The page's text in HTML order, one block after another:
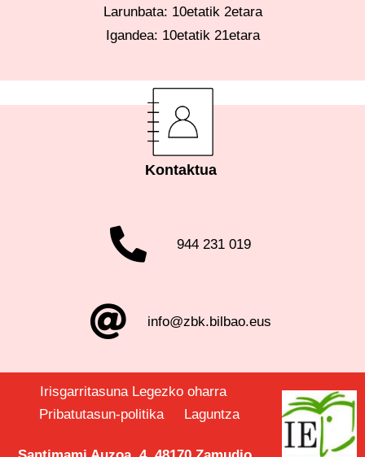
Larunbata: 10etatik 2etara
Igandea: 10etatik 21etara
Kontaktua
944 231 019
info@zbk.bilbao.eus
Irisgarritasuna Legezko oharra
Pribatutasun-politika
Laguntza